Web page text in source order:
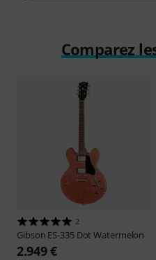
Comparez
2
Gibson ES-335 Dot Watermelon
2.949 €